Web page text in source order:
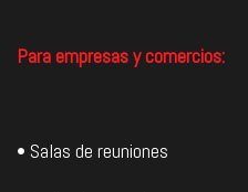
Para empresas y comercios:
• Salas de reuniones